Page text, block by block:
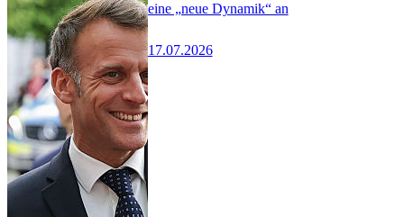
eine „neue Dynamik“ an
17.07.2026